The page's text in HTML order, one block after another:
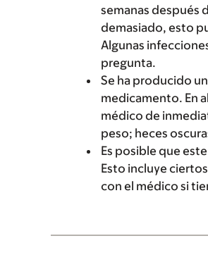
semanas después
demasiado, esto
Algunas
pregunta.
Se ha producido
medicamento. En
médico de
peso; heces
Es posible que
Esto incluye
con el médico si